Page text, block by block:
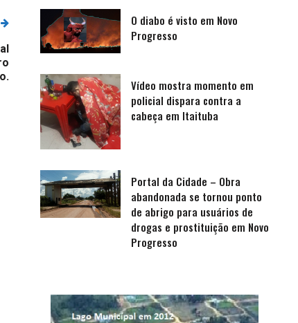
O diabo é visto em Novo
Progresso
Vídeo mostra momento em
policial dispara contra a
cabeça em Itaituba
Portal da Cidade – Obra
abandonada se tornou ponto
de abrigo para usuários de
drogas e prostituição em Novo
Progresso